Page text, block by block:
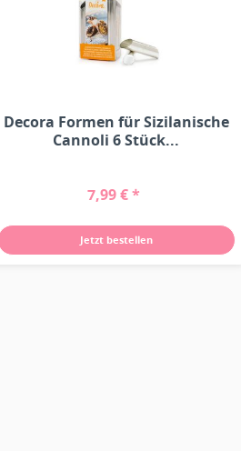
Decora Formen für Sizilanische
Cannoli 6 Stück...
7,99 € *
Jetzt bestellen